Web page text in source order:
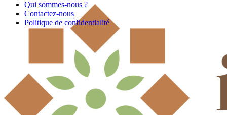
Qui sommes-nous ?
Contactez-nous
Politique de confidentialité